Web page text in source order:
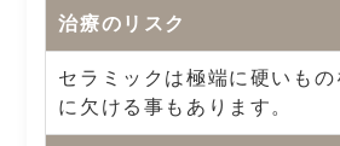
治療のリスク
セラミックは極端に硬いもの
に欠ける事もあります。